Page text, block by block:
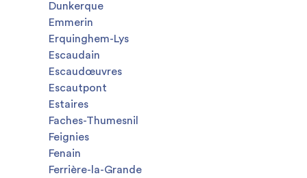
Dunkerque
Emmerin
Erquinghem-Lys
Escaudain
Escaudœuvres
Escautpont
Estaires
Faches-Thumesnil
Feignies
Fenain
Ferrière-la-Grande